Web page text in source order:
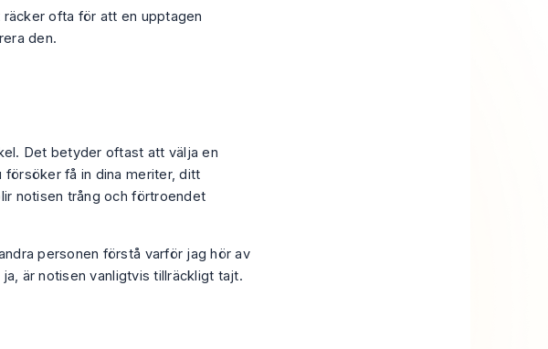
ofta för att en upptagen
den.
Det betyder oftast att välja en
försöker få in dina meriter, ditt
notisen trång och förtroendet
personen förstå varför jag hör av
är notisen vanligtvis tillräckligt tajt.